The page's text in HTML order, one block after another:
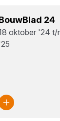
24
oktober '24 t/